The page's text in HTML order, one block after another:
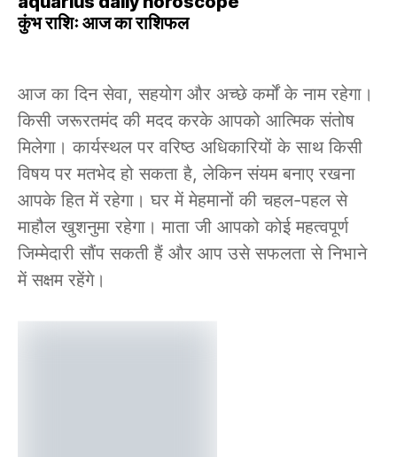
कुंभ राशिः आज का राशिफल
आज का दिन सेवा, सहयोग और अच्छे कर्मों के नाम रहेगा।
किसी जरूरतमंद की मदद करके आपको आत्मिक संतोष
मिलेगा। कार्यस्थल पर वरिष्ठ अधिकारियों के साथ किसी
विषय पर मतभेद हो सकता है, लेकिन संयम बनाए रखना
आपके हित में रहेगा। घर में मेहमानों की चहल-पहल से
माहौल खुशनुमा रहेगा। माता जी आपको कोई महत्वपूर्ण
जिम्मेदारी सौंप सकती हैं और आप उसे सफलता से निभाने
में सक्षम रहेंगे।